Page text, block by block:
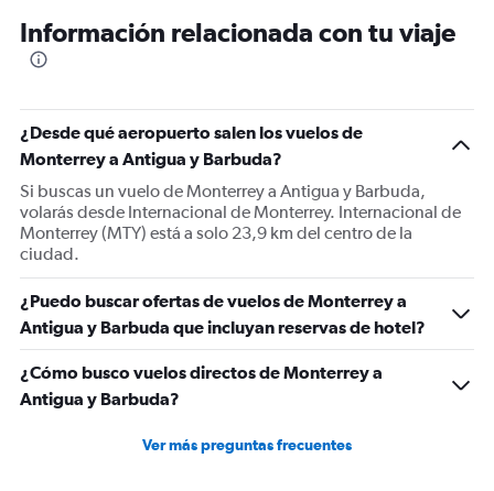
Información relacionada con tu viaje
¿Desde qué aeropuerto salen los vuelos de
Monterrey a Antigua y Barbuda?
Si buscas un vuelo de Monterrey a Antigua y Barbuda,
volarás desde Internacional de Monterrey. Internacional de
Monterrey (MTY) está a solo 23,9 km del centro de la
ciudad.
¿Puedo buscar ofertas de vuelos de Monterrey a
Antigua y Barbuda que incluyan reservas de hotel?
¿Cómo busco vuelos directos de Monterrey a
Antigua y Barbuda?
Ver más preguntas frecuentes